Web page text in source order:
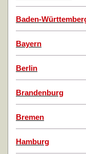
Baden-
Bayern
Berlin
Brandenburg
Bremen
Hamburg